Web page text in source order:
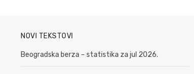
NOVI TEKSTOVI
Beogradska berza – statistika za jul 2026.